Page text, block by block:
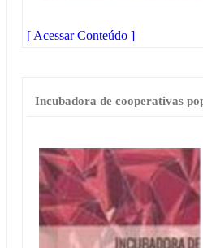
[ Acessar Conteúdo ]
Incubadora de cooperativas